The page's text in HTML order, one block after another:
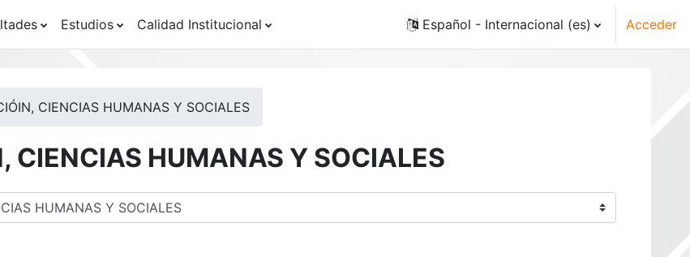
Estudios Calidad Institucional Español - Internacional ‎(es)‎ Acceder
CIENCIAS HUMANAS Y SOCIALES
CIENCIAS HUMANAS Y SOCIALES